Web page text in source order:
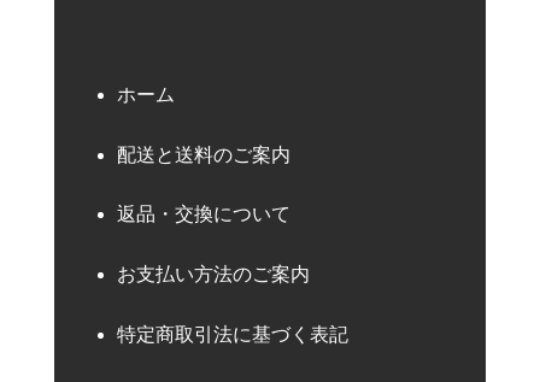
ホーム
配送と送料のご案内
返品・交換について
お支払い方法のご案内
特定商取引法に基づく表記